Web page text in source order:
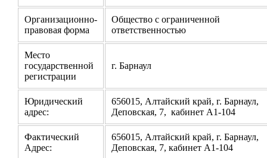
Организационно-
правовая форма
Общество с ограниченной
ответственностью
Место
государственной
регистрации
г. Барнаул
Юридический
адрес:
656015, Алтайский край, г. Барнаул,
Деповская, 7, кабинет А1-104
Фактический
Адрес:
656015, Алтайский край, г. Барнаул,
Деповская, 7, кабинет А1-104